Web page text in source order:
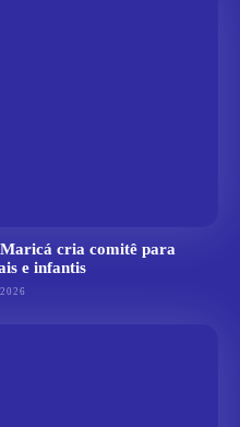
cria comitê para
e infantis